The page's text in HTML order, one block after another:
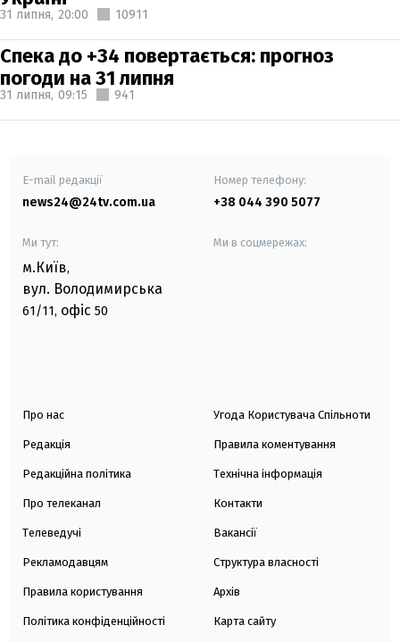
31 липня, 20:00 10911
Спека до +34 повертається: прогноз
погоди на 31 липня
31 липня, 09:15 941
E-mail редакції
news24@24tv.com.ua
Номер телефону:
+38 044 390 5077
Ми тут:
м.Київ,
вул. Володимирська
61/11, офіс 50
Ми в соцмережах:
Про нас
Редакція
Редакційна політика
Про телеканал
Телеведучі
Рекламодавцям
Правила користування
Політика конфіденційності
Угода Користувача Спільноти
Правила коментування
Технічна інформація
Контакти
Вакансії
Структура власності
Архів
Карта сайту